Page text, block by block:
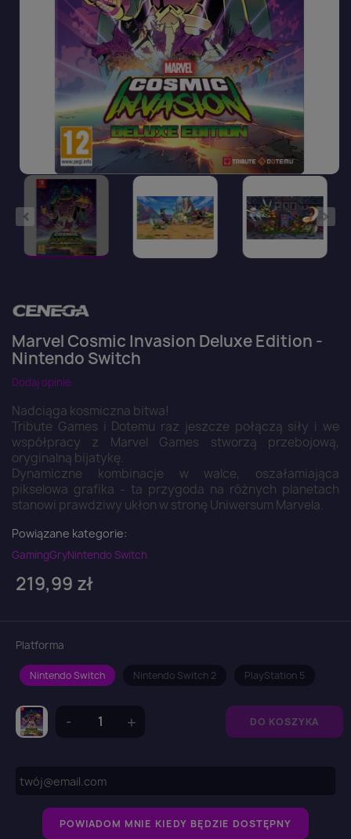
Marvel Cosmic Invasion Deluxe Edition -
Nintendo Switch
Dodaj opinie
Nadciąga kosmiczna bitwa!
Tribute Games i Dotemu raz jeszcze połączą siły i we
współpracy z Marvel Games stworzą przebojową,
oryginalną bijatykę.
Dynamiczne kombinacje w walce, oszałamiająca
pikselowa grafika - ta przygoda na różnych planetach
stanowi prawdziwy ukłon w stronę Uniwersum Marvela.
Powiązane kategorie:
GamingGryNintendo Switch
219,99 zł
Platforma
Nintendo Switch Nintendo Switch 2 PlayStation 5
DO KOSZYKA
POWIADOM MNIE KIEDY BĘDZIE DOSTĘPNY